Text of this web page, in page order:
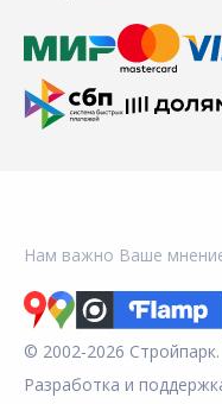
Нам важно Ваше
© 2002-2026
Разработка и